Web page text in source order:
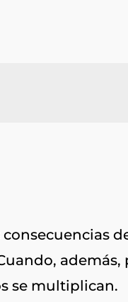
además,
se multiplican.